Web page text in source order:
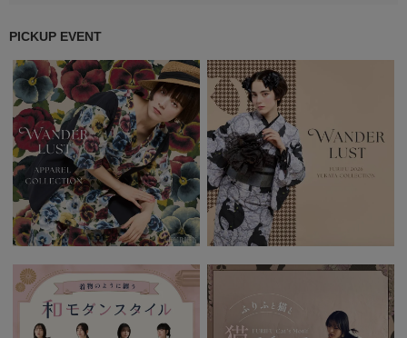
PICKUP EVENT